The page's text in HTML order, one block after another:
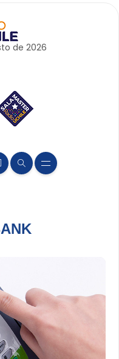
de 2026